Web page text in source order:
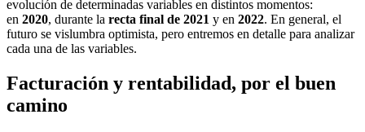
evolución de determinadas variables en distintos momentos:
en 2020, durante la recta final de 2021 y en 2022. En general, el
futuro se vislumbra optimista, pero entremos en detalle para analizar
cada una de las variables.
Facturación y rentabilidad, por el buen
camino